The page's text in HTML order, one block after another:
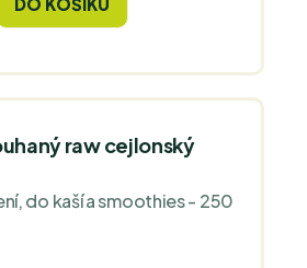
výrobky Ceylon
DO KOŠÍKU
raw cejlonský
do kaší a smoothies - 250